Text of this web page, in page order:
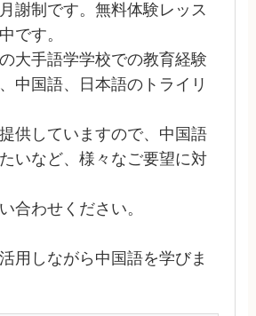
謝制です。無料体験レッス
です。
大手語学学校での教育経験
中国語、日本語のトライリ
供していますので、中国語
いなど、様々なご要望に対
合わせください。
用しながら中国語を学びま